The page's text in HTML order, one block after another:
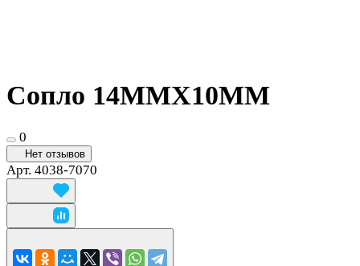
Сопло 14MMX10MM
0
Нет отзывов
Арт. 4038-7070